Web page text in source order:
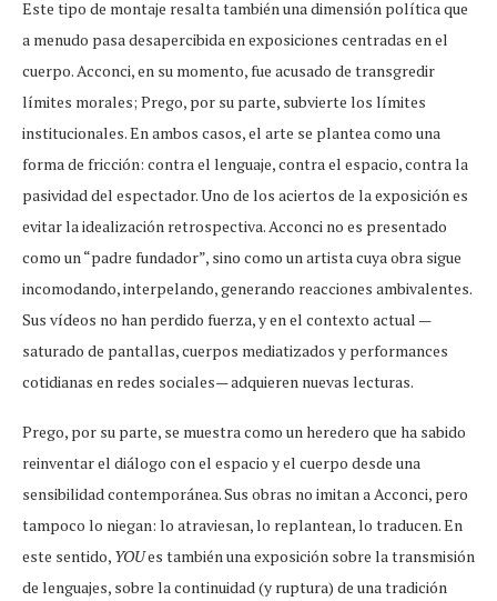
Este tipo de montaje resalta también una dimensión política que
a menudo pasa desapercibida en exposiciones centradas en el
cuerpo. Acconci, en su momento, fue acusado de transgredir
límites morales; Prego, por su parte, subvierte los límites
institucionales. En ambos casos, el arte se plantea como una
forma de fricción: contra el lenguaje, contra el espacio, contra la
pasividad del espectador. Uno de los aciertos de la exposición es
evitar la idealización retrospectiva. Acconci no es presentado
como un “padre fundador”, sino como un artista cuya obra sigue
incomodando, interpelando, generando reacciones ambivalentes.
Sus vídeos no han perdido fuerza, y en el contexto actual —
saturado de pantallas, cuerpos mediatizados y performances
cotidianas en redes sociales— adquieren nuevas lecturas.
Prego, por su parte, se muestra como un heredero que ha sabido
reinventar el diálogo con el espacio y el cuerpo desde una
sensibilidad contemporánea. Sus obras no imitan a Acconci, pero
tampoco lo niegan: lo atraviesan, lo replantean, lo traducen. En
este sentido, YOUes también una exposición sobre la transmisión
de lenguajes, sobre la continuidad (y ruptura) de una tradición